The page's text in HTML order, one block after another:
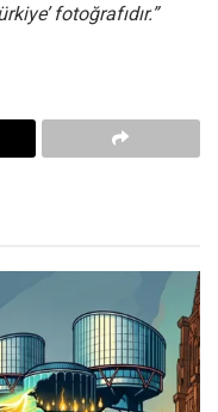
fotoğrafıdır.”